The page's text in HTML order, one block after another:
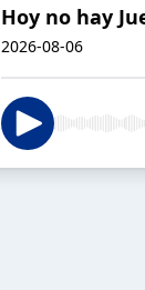
Hoy no hay
2026-08-06